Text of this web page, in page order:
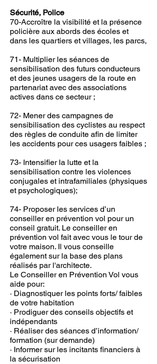
Sécurité, Police
70-Accroître la visibilité et la présence
policière aux abords des écoles et
dans les quartiers et villages, les parcs,
71- Multiplier les séances de
sensibilisation des futurs conducteurs
et des jeunes usagers de la route en
partenariat avec des associations
actives dans ce secteur ;
72- Mener des campagnes de
sensibilisation des cyclistes au respect
des règles de conduite afin de limiter
les accidents pour ces usagers faibles ;
73- Intensifier la lutte et la
sensibilisation contre les violences
conjugales et intrafamiliales (physiques
et psychologiques);
74- Proposer les services d’un
conseiller en prévention vol pour un
conseil gratuit. Le conseiller en
prévention vol fait avec vous le tour de
votre maison. Il vous conseille
également sur la base des plans
réalisés par l'architecte.
Le Conseiller en Prévention Vol vous
aide pour:
· Diagnostiquer les points forts/ faibles
de votre habitation
· Prodiguer des conseils objectifs et
indépendants
· Réaliser des séances d’information/
formation (sur demande)
· Informer sur les incitants financiers à
la sécurisation